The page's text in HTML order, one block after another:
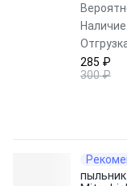
Наличие
285 ₽
300 ₽